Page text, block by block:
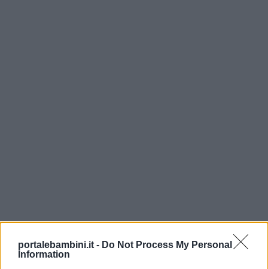
portalebambini.it - Do Not Process My Personal
Information
Scoprite ancheCuorfolletto e i suoi amici, il